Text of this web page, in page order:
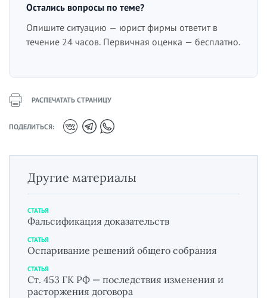
Остались вопросы по теме?
Опишите ситуацию — юрист фирмы ответит в
течение 24 часов. Первичная оценка — бесплатно.
РАСПЕЧАТАТЬ СТРАНИЦУ
ПОДЕЛИТЬСЯ:
Другие материалы
СТАТЬЯ
Фальсификация доказательств
СТАТЬЯ
Оспаривание решений общего собрания
СТАТЬЯ
Ст. 453 ГК РФ — последствия изменения и
расторжения договора